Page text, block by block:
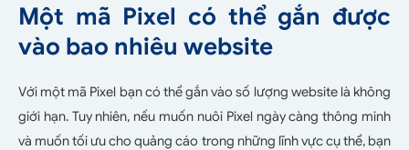
Một mã Pixel có thể gắn được
vào bao nhiêu website
Với một mã Pixel bạn có thể gắn vào số lượng website là không
giới hạn. Tuy nhiên, nếu muốn nuôi Pixel ngày càng thông minh
và muốn tối ưu cho quảng cáo trong những lĩnh vực cụ thể, bạn